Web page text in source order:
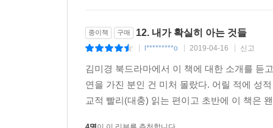
종이책 구매 12. 내가 확실히 아는 것들
l*********o 2019-04-16 신고
김미경 북드라마에서 이 책에 대한 소개를 듣
연을 가진 분인 건 미처 몰랐다. 어릴 적에 성
교적 빨리(대충) 읽는 편이고 초반에 이 책은